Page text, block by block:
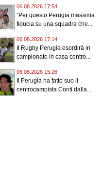
06.08.2026 17:54
"Per questo Perugia massima
fiducia su una squadra che...
06.08.2026 17:14
Il Rugby Perugia esordirà in
campionato in casa contro...
06.08.2026 15:26
Il Perugia ha fatto suo il
centrocampista Conti dalla...